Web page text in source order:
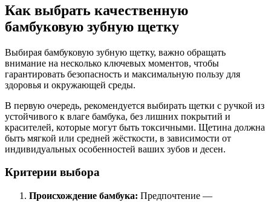
Как выбрать качественную
бамбуковую зубную щетку
Выбирая бамбуковую зубную щетку, важно обращать
внимание на несколько ключевых моментов, чтобы
гарантировать безопасность и максимальную пользу для
здоровья и окружающей среды.
В первую очередь, рекомендуется выбирать щетки с ручкой из
устойчивого к влаге бамбука, без лишних покрытий и
красителей, которые могут быть токсичными. Щетина должна
быть мягкой или средней жёсткости, в зависимости от
индивидуальных особенностей ваших зубов и десен.
Критерии выбора
Происхождение бамбука: Предпочтение —